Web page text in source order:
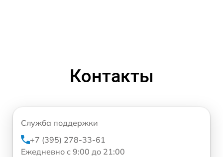
Контакты
Служба поддержки
+7 (395) 278-33-61
Ежедневно с 9:00 до 21:00